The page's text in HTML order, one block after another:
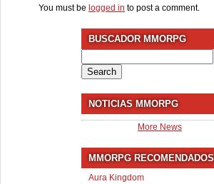
You must be logged in to post a comment.
BUSCADOR MMORPG
for:
NOTICIAS MMORPG
More News
MMORPG RECOMENDADOS
Aura Kingdom